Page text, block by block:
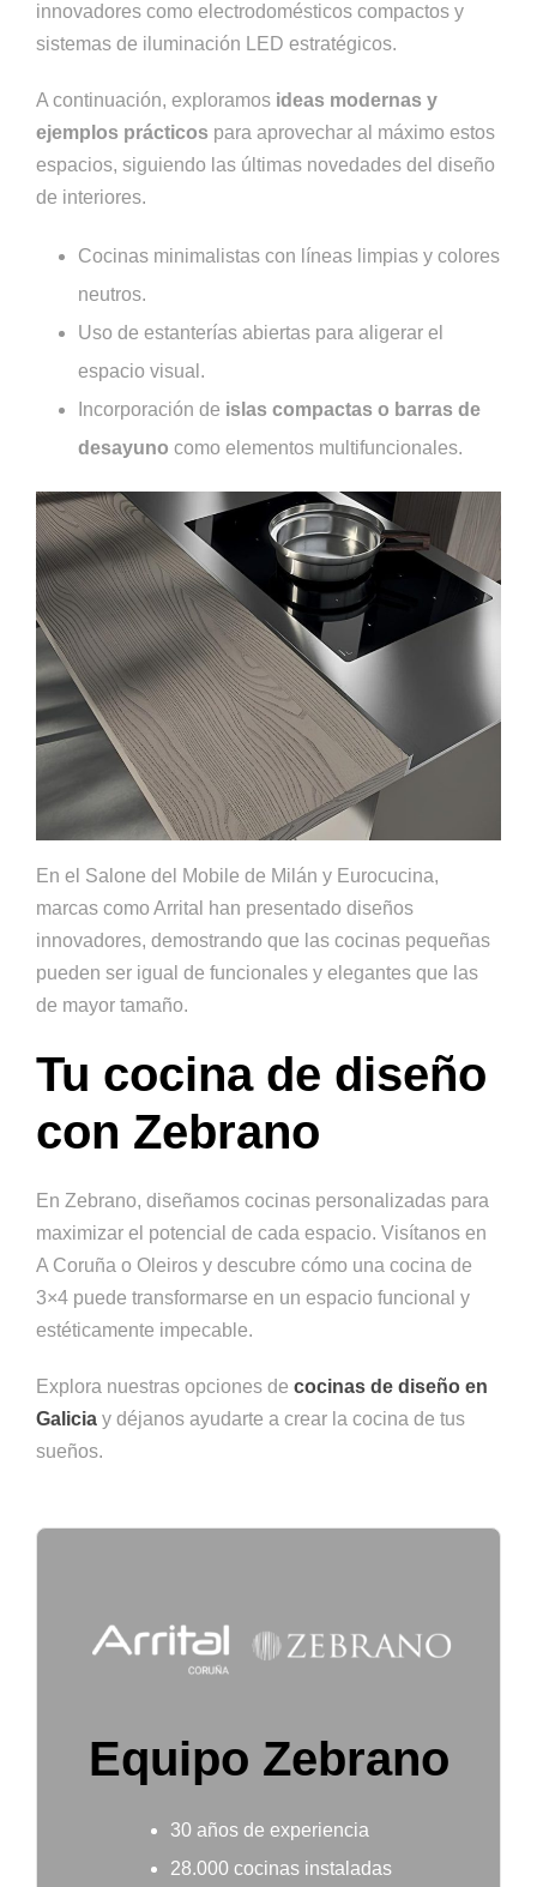
innovadores como electrodomésticos compactos y
sistemas de iluminación LED estratégicos.
A continuación, exploramos ideas modernas y
ejemplos prácticos para aprovechar al máximo estos
espacios, siguiendo las últimas novedades del diseño
de interiores.
Cocinas minimalistas con líneas limpias y colores
neutros.
Uso de estanterías abiertas para aligerar el
espacio visual.
Incorporación de islas compactas o barras de
desayuno como elementos multifuncionales.
En el Salone del Mobile de Milán y Eurocucina,
marcas como Arrital han presentado diseños
innovadores, demostrando que las cocinas pequeñas
pueden ser igual de funcionales y elegantes que las
de mayor tamaño.
Tu cocina de diseño
con Zebrano
En Zebrano, diseñamos cocinas personalizadas para
maximizar el potencial de cada espacio. Visítanos en
A Coruña o Oleiros y descubre cómo una cocina de
3×4 puede transformarse en un espacio funcional y
estéticamente impecable.
Explora nuestras opciones de cocinas de diseño en
Galicia y déjanos ayudarte a crear la cocina de tus
sueños.
Equipo Zebrano
30 años de experiencia
28.000 cocinas instaladas